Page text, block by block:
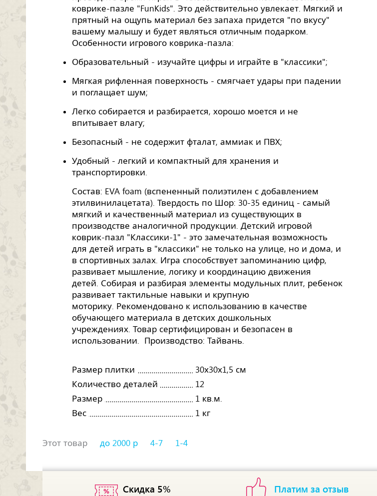
коврике-пазле "FunKids". Это действительно увлекает. Мягкий и
прятный на ощупь материал без запаха придется "по вкусу"
вашему малышу и будет являться отличным подарком.
Особенности игрового коврика-пазла:
Образовательный - изучайте цифры и играйте в "классики";
Мягкая рифленная поверхность - смягчает удары при падении
и поглащает шум;
Легко собирается и разбирается, хорошо моется и не
впитывает влагу;
Безопасный - не содержит фталат, аммиак и ПВХ;
Удобный - легкий и компактный для хранения и
транспортировки.
Состав: EVA foam (вспененный полиэтилен с добавлением
этилвинилацетата). Твердость по Шор: 30-35 единиц - самый
мягкий и качественный материал из существующих в
производстве аналогичной продукции. Детский игровой
коврик-пазл "Классики-1" - это замечательная возможность
для детей играть в "классики" не только на улице, но и дома, и
в спортивных залах. Игра способствует запоминанию цифр,
развивает мышление, логику и координацию движения
детей. Собирая и разбирая элементы модульных плит, ребенок
развивает тактильные навыки и крупную
моторику. Рекомендовано к использованию в качестве
обучающего материала в детских дошкольных
учреждениях. Товар сертифицирован и безопасен в
использовании. Производство: Тайвань.
Размер плитки
30х30х1,5 см
Количество деталей
12
Размер
1 кв.м.
Вес
1 кг
Этот товар до 2000 р 4-7 1-4
Скидка 5% Платим за отзыв